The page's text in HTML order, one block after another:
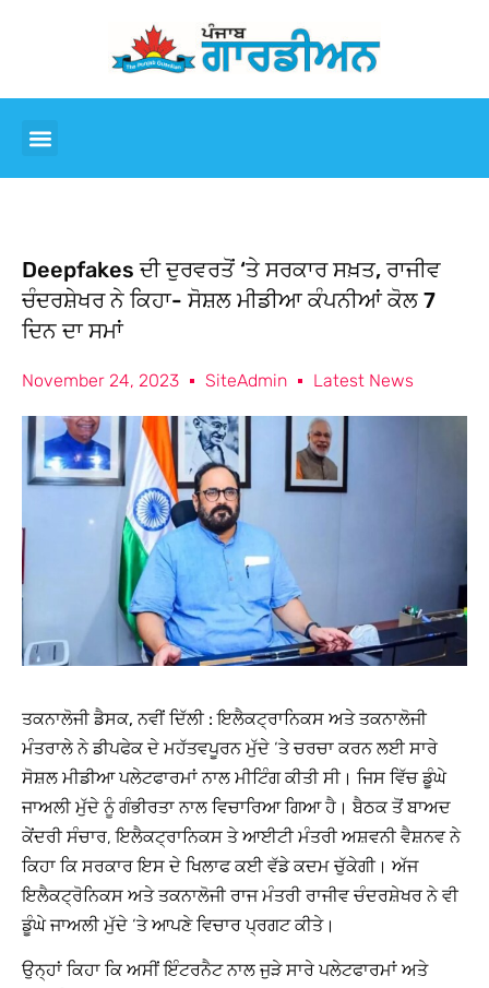
Deepfakes ਦੀ ਦੁਰਵਰਤੋਂ ‘ਤੇ ਸਰਕਾਰ ਸਖ਼ਤ, ਰਾਜੀਵ
ਚੰਦਰਸ਼ੇਖਰ ਨੇ ਕਿਹਾ- ਸੋਸ਼ਲ ਮੀਡੀਆ ਕੰਪਨੀਆਂ ਕੋਲ 7
ਦਿਨ ਦਾ ਸਮਾਂ
November 24, 2023 SiteAdmin Latest News
ਤਕਨਾਲੋਜੀ ਡੈਸਕ, ਨਵੀਂ ਦਿੱਲੀ : ਇਲੈਕਟ੍ਰਾਨਿਕਸ ਅਤੇ ਤਕਨਾਲੋਜੀ
ਮੰਤਰਾਲੇ ਨੇ ਡੀਪਫੇਕ ਦੇ ਮਹੱਤਵਪੂਰਨ ਮੁੱਦੇ ‘ਤੇ ਚਰਚਾ ਕਰਨ ਲਈ ਸਾਰੇ
ਸੋਸ਼ਲ ਮੀਡੀਆ ਪਲੇਟਫਾਰਮਾਂ ਨਾਲ ਮੀਟਿੰਗ ਕੀਤੀ ਸੀ। ਜਿਸ ਵਿੱਚ ਡੂੰਘੇ
ਜਾਅਲੀ ਮੁੱਦੇ ਨੂੰ ਗੰਭੀਰਤਾ ਨਾਲ ਵਿਚਾਰਿਆ ਗਿਆ ਹੈ। ਬੈਠਕ ਤੋਂ ਬਾਅਦ
ਕੇਂਦਰੀ ਸੰਚਾਰ, ਇਲੈਕਟ੍ਰਾਨਿਕਸ ਤੇ ਆਈਟੀ ਮੰਤਰੀ ਅਸ਼ਵਨੀ ਵੈਸ਼ਨਵ ਨੇ
ਕਿਹਾ ਕਿ ਸਰਕਾਰ ਇਸ ਦੇ ਖਿਲਾਫ ਕਈ ਵੱਡੇ ਕਦਮ ਚੁੱਕੇਗੀ। ਅੱਜ
ਇਲੈਕਟ੍ਰੋਨਿਕਸ ਅਤੇ ਤਕਨਾਲੋਜੀ ਰਾਜ ਮੰਤਰੀ ਰਾਜੀਵ ਚੰਦਰਸ਼ੇਖਰ ਨੇ ਵੀ
ਡੂੰਘੇ ਜਾਅਲੀ ਮੁੱਦੇ ‘ਤੇ ਆਪਣੇ ਵਿਚਾਰ ਪ੍ਰਗਟ ਕੀਤੇ।
ਉਨ੍ਹਾਂ ਕਿਹਾ ਕਿ ਅਸੀਂ ਇੰਟਰਨੈਟ ਨਾਲ ਜੁੜੇ ਸਾਰੇ ਪਲੇਟਫਾਰਮਾਂ ਅਤੇ